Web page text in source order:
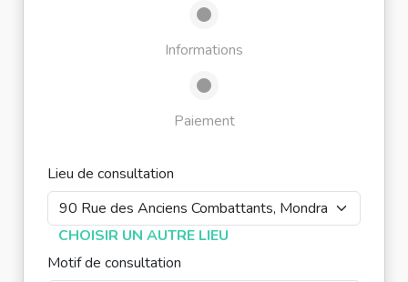
Informations
Paiement
Lieu de consultation
CHOISIR UN AUTRE LIEU
Motif de consultation